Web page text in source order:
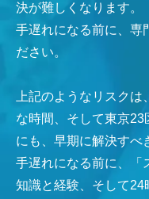
決が難しくなります。
手遅れになる前に、専
ださい。
上記のようなリスク
な時間、そして東京
にも、早期に解決すべ
手遅れになる前に、「
知識と経験、そして24